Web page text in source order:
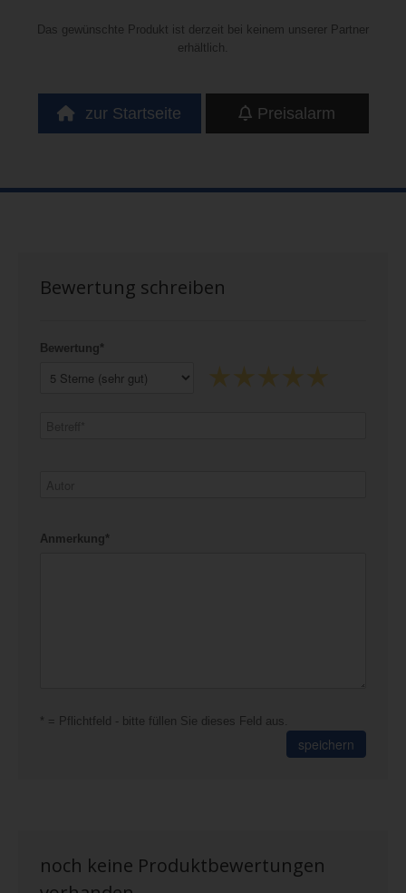
Das gewünschte Produkt ist derzeit bei keinem unserer Partner
erhältlich.
zur Startseite Preisalarm
Bewertung schreiben
Bewertung*
Anmerkung*
* = Pflichtfeld - bitte füllen Sie dieses Feld aus.
speichern
noch keine Produktbewertungen